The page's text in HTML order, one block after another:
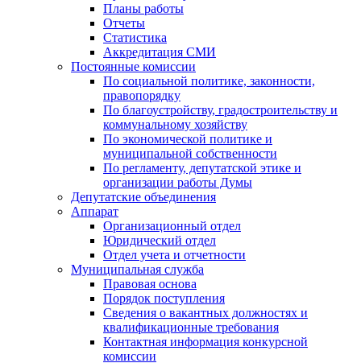
Планы работы
Отчеты
Статистика
Аккредитация СМИ
Постоянные комиссии
По социальной политике, законности,
правопорядку
По благоустройству, градостроительству и
коммунальному хозяйству
По экономической политике и
муниципальной собственности
По регламенту, депутатской этике и
организации работы Думы
Депутатские объединения
Аппарат
Организационный отдел
Юридический отдел
Отдел учета и отчетности
Муниципальная служба
Правовая основа
Порядок поступления
Сведения о вакантных должностях и
квалификационные требования
Контактная информация конкурсной
комиссии